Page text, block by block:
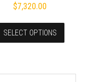
$7,320.00
SELECT OPTIONS